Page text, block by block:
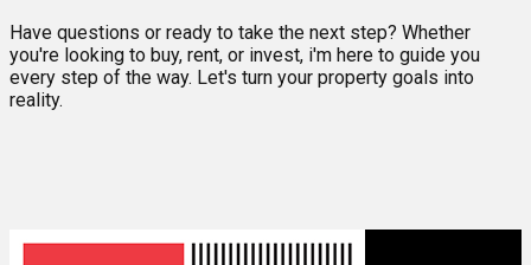
Have questions or ready to take the next step? Whether
you're looking to buy, rent, or invest, i'm here to guide you
every step of the way. Let's turn your property goals into
reality.